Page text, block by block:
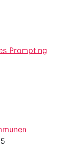
Prompting